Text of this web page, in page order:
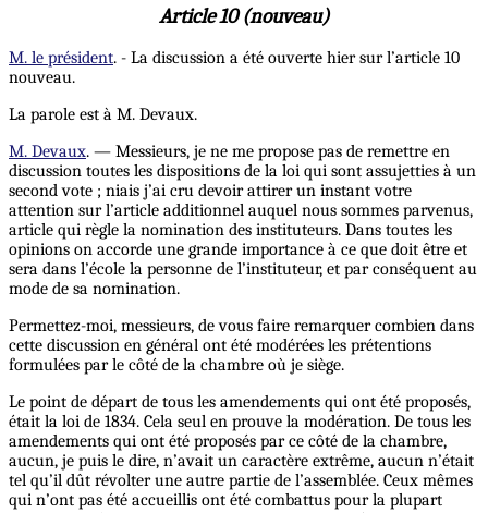
Article 10 (nouveau)
M. le président. - La discussion a été ouverte hier sur l’article 10
nouveau.
La parole est à M. Devaux.
M. Devaux. — Messieurs, je ne me propose pas de remettre en
discussion toutes les dispositions de la loi qui sont assujetties à un
second vote ; niais j’ai cru devoir attirer un instant votre
attention sur l’article additionnel auquel nous sommes parvenus,
article qui règle la nomination des instituteurs. Dans toutes les
opinions on accorde une grande importance à ce que doit être et
sera dans l’école la personne de l’instituteur, et par conséquent au
mode de sa nomination.
Permettez-moi, messieurs, de vous faire remarquer combien dans
cette discussion en général ont été modérées les prétentions
formulées par le côté de la chambre où je siège.
Le point de départ de tous les amendements qui ont été proposés,
était la loi de 1834. Cela seul en prouve la modération. De tous les
amendements qui ont été proposés par ce côté de la chambre,
aucun, je puis le dire, n’avait un caractère extrême, aucun n’était
tel qu’il dût révolter une autre partie de l’assemblée. Ceux mêmes
qui n’ont pas été accueillis ont été combattus pour la plupart